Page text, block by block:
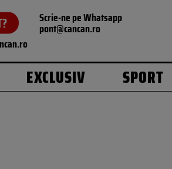
Scrie-ne pe Whatsapp
pont@cancan.ro
EXCLUSIV SPORT